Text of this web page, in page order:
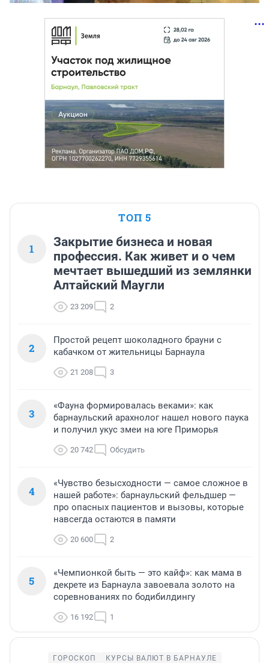
ТОП 5
1
Закрытие бизнеса и новая
профессия. Как живет и о чем
мечтает вышедший из землянки
Алтайский Маугли
23 209 2
2
Простой рецепт шоколадного брауни с
кабачком от жительницы Барнаула
21 208 3
3
«Фауна формировалась веками»: как
барнаульский арахнолог нашел нового паука
и получил укус змеи на юге Приморья
20 742 Обсудить
4
«Чувство безысходности — самое сложное в
нашей работе»: барнаульский фельдшер —
про опасных пациентов и вызовы, которые
навсегда остаются в памяти
20 600 2
5
«Чемпионкой быть — это кайф»: как мама в
декрете из Барнаула завоевала золото на
соревнованиях по бодибилдингу
16 192 1
ГОРОСКОП
КУРСЫ ВАЛЮТ В БАРНАУЛЕ